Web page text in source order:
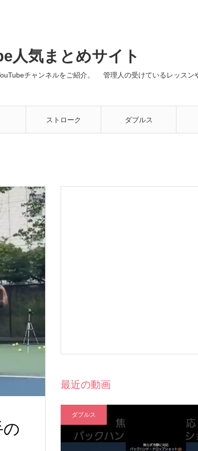
人気まとめサイト
チャンネルをご紹介。 管理人の受けているレッスン
ストローク ダブルス
最近の動画
ダブルス